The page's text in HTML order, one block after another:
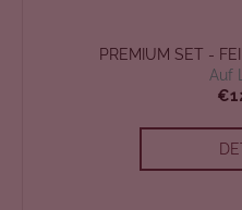
PREMIUM SET -
Auf